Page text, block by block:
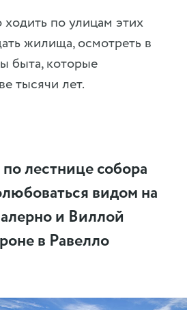
по улицам этих
жилища, осмотреть в
быта, которые
тысячи лет.
лестнице собора
видом на
и Виллой
в Равелло